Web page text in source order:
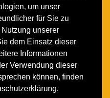
um unser
für Sie zu
unserer
dem Einsatz dieser
Informationen
Verwendung dieser
können, finden